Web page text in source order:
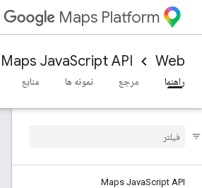
Maps Platform
Web
Maps JavaScript API
راهنما
مرجع نمونه ها منابع
Maps JavaScript API